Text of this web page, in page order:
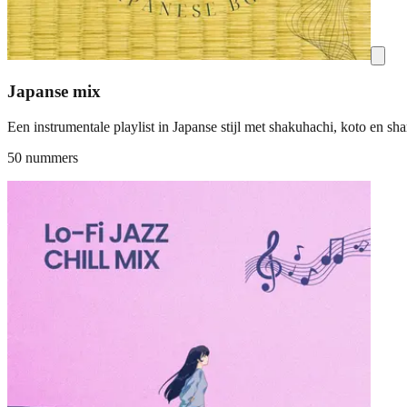
Japanse mix
Een instrumentale playlist in Japanse stijl met shakuhachi, koto en
50 nummers